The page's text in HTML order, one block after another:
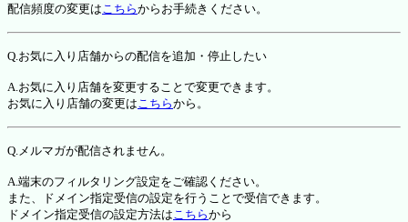
配信頻度の変更はこちらからお手続きください。
Q.お気に入り店舗からの配信を追加・停止したい
A.お気に入り店舗を変更することで変更できます。
お気に入り店舗の変更はこちらから。
Q.メルマガが配信されません。
A.端末のフィルタリング設定をご確認ください。
また、ドメイン指定受信の設定を行うことで受信できます。
ドメイン指定受信の設定方法はこちらから